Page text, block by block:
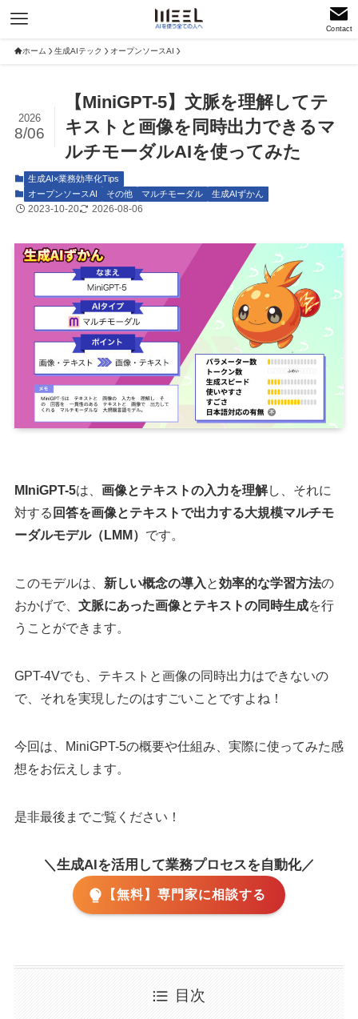
Contact
ホーム 生成AIテック オープンソースAI
【MiniGPT-5】文脈を理解してテ
キストと画像を同時出力できるマ
ルチモーダルAIを使ってみた
2026
8/06
生成AI×業務効率化Tips
オープンソースAI
その他 マルチモーダル 生成AIずかん
2023-10-20 2026-08-06
MIniGPT-5は、 画像とテキストの入力を理解し、それに
対する 回答を画像とテキストで出力する大規模マルチモ
ーダルモデル（LMM） です。
このモデルは、 新しい概念の導入 と効率的な学習方法の
おかげで、 文脈にあった画像とテキストの同時生成を行
うことができます。
GPT-4Vでも、テキストと画像の同時出力はできないの
で、それを実現したのはすごいことですよね！
今回は、MiniGPT-5の概要や仕組み、実際に使ってみた感
想をお伝えします。
是非最後までご覧ください！
＼生成AIを活用して業務プロセスを自動化／
【無料】専門家に相談する
目次